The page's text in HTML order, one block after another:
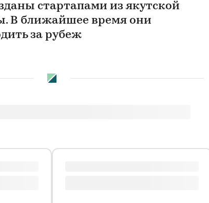
стартапами из якутской
В ближайшее время они
за рубеж